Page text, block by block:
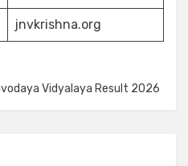
jnvkrishna.org
Vidyalaya Result 2026